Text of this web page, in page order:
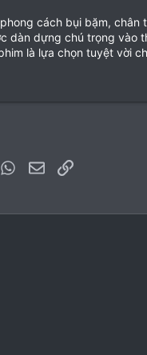
cách bụi bặm,
dàn dựng chú trọng vào
là lựa chọn tuyệt vời
WhatsApp
EmailLink